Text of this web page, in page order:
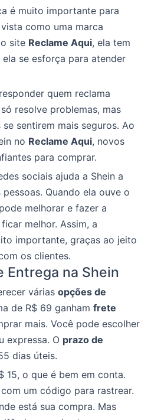
é muito importante para
como uma marca
site Reclame Aqui, ela tem
se esforça para atender
quem reclama
resolve problemas, mas
sentirem mais seguros. Ao
no Reclame Aqui, novos
para comprar.
sociais ajuda a Shein a
Quando ela ouve o
melhorar e fazer a
melhor. Assim, a
importante, graças ao jeito
os clientes.
Entrega na Shein
várias opções de
de R$ 69 ganham frete
mais. Você pode escolher
expressa. O prazo de
dias úteis.
15, o que é bem em conta.
um código para rastrear.
está sua compra. Mas